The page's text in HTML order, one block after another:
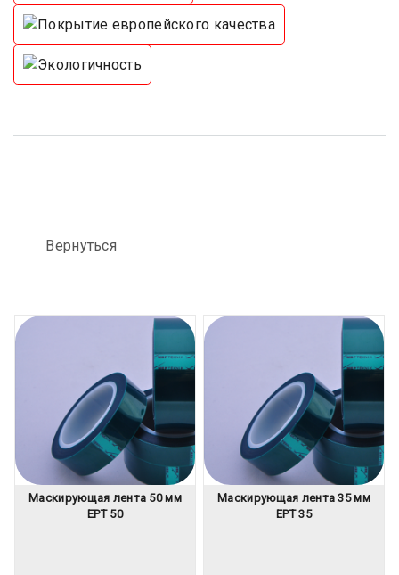
Вернуться
Маскирующая лента 50 мм
EPT 50
Маскирующая лента 35 мм
EPT 35